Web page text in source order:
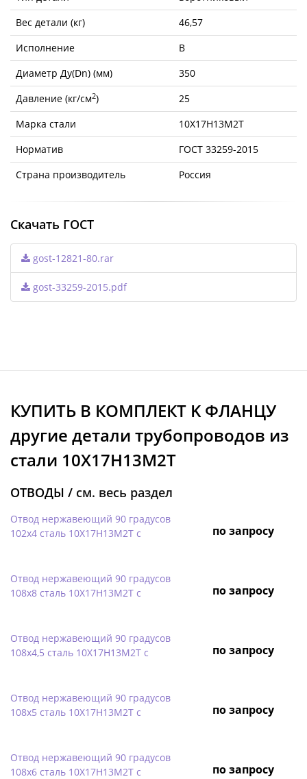
Вес детали (кг)
46,57
Исполнение
B
Диаметр Ду(Dn) (мм)
350
Давление (кг/см2)
25
Марка стали
10Х17Н13М2Т
Норматив
ГОСТ 33259-2015
Страна производитель
Россия
Скачать ГОСТ
gost-12821-80.rar
gost-33259-2015.pdf
КУПИТЬ В КОМПЛЕКТ K ФЛАНЦУ
другие детали трубопроводов из
стали 10Х17Н13М2Т
ОТВОДЫ / см. весь раздел
Отвод нержавеющий 90 градусов
102х4 сталь 10Х17Н13М2Т с
по запросу
Отвод нержавеющий 90 градусов
108х8 сталь 10Х17Н13М2Т с
по запросу
Отвод нержавеющий 90 градусов
108х4,5 сталь 10Х17Н13М2Т с
по запросу
Отвод нержавеющий 90 градусов
108х5 сталь 10Х17Н13М2Т с
по запросу
Отвод нержавеющий 90 градусов
108х6 сталь 10Х17Н13М2Т с
по запросу